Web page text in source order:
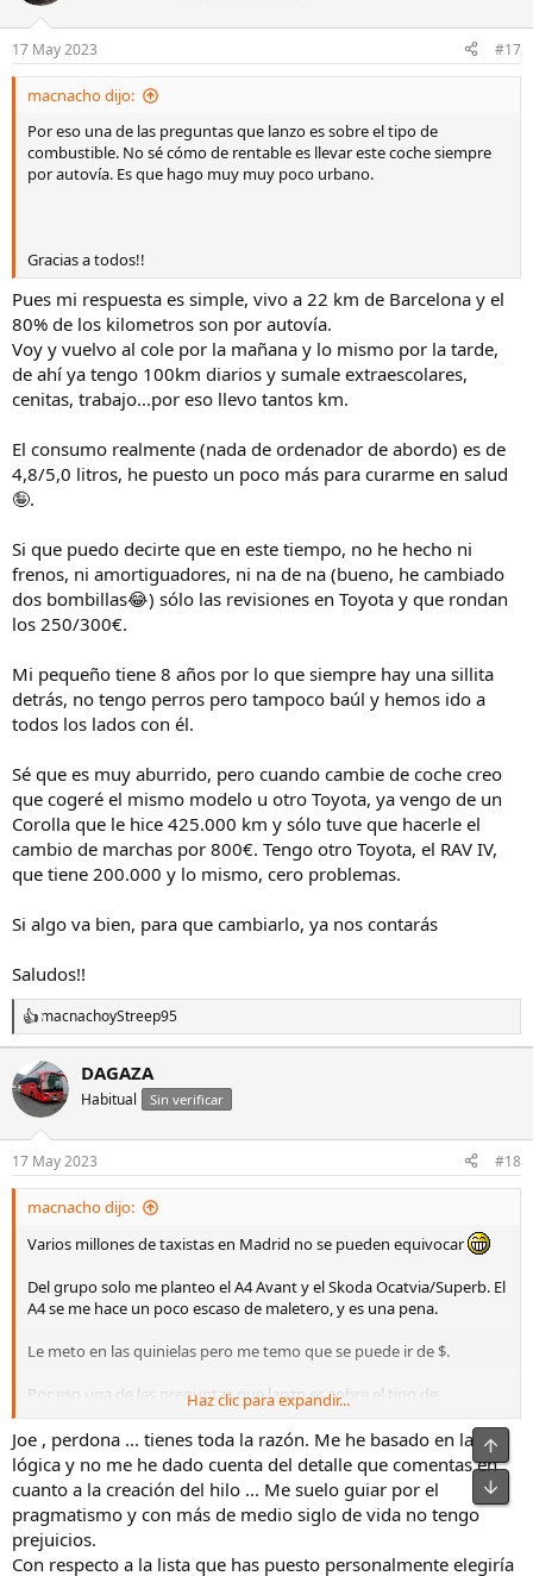
17 May 2023 #17
macnacho dijo:
Por eso una de las preguntas que lanzo es sobre el tipo de
combustible. No sé cómo de rentable es llevar este coche siempre
por autovía. Es que hago muy muy poco urbano.
Gracias a todos!!
Pues mi respuesta es simple, vivo a 22 km de Barcelona y el
80% de los kilometros son por autovía.
Voy y vuelvo al cole por la mañana y lo mismo por la tarde,
de ahí ya tengo 100km diarios y sumale extraescolares,
cenitas, trabajo...por eso llevo tantos km.
El consumo realmente (nada de ordenador de abordo) es de
4,8/5,0 litros, he puesto un poco más para curarme en salud
🤪.
Si que puedo decirte que en este tiempo, no he hecho ni
frenos, ni amortiguadores, ni na de na (bueno, he cambiado
dos bombillas😂) sólo las revisiones en Toyota y que rondan
los 250/300€.
Mi pequeño tiene 8 años por lo que siempre hay una sillita
detrás, no tengo perros pero tampoco baúl y hemos ido a
todos los lados con él.
Sé que es muy aburrido, pero cuando cambie de coche creo
que cogeré el mismo modelo u otro Toyota, ya vengo de un
Corolla que le hice 425.000 km y sólo tuve que hacerle el
cambio de marchas por 800€. Tengo otro Toyota, el RAV IV,
que tiene 200.000 y lo mismo, cero problemas.
Si algo va bien, para que cambiarlo, ya nos contarás
Saludos!!
R
e
c
c
o
n
e
macnachoyStreep95
DAGAZA
Habitual Sin verificar
17 May 2023 #18
macnacho dijo:
Varios millones de taxistas en Madrid no se pueden equivocar
Del grupo solo me planteo el A4 Avant y el Skoda Ocatvia/Superb. El
A4 se me hace un poco escaso de maletero, y es una pena.
Le meto en las quinielas pero me temo que se puede ir de $.
Por eso una de las preguntas que lanzo es sobre el tipo de
combustible. No sé cómo de rentable es llevar este coche siempre
por autovía. Es que hago muy muy poco urbano.
Del Leon me cuadra su capacidad de maletero, pero creo que antes
iría a por el Octavia.
Amigo, la Vito está vetada. Dice mi señora que pareceríamos el
Equipo A. No veo cuál es el problema que me saquen el parecido a
Haz clic para expandir...
Joe , perdona ... tienes toda la razón. Me he basado en la
lógica y no me he dado cuenta del detalle que comentas en
cuanto a la creación del hilo ... Me suelo guiar por el
pragmatismo y con más de medio siglo de vida no tengo
prejuicios.
Con respecto a la lista que has puesto personalmente elegiría